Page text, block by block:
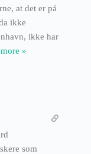
at det er på
ikke
ikke har
»
som